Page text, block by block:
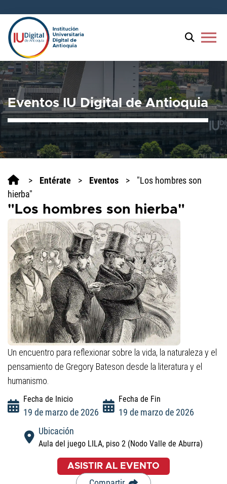
menu
Eventos IU Digital de Antioquia
> Entérate > Eventos >
"Los hombres son
hierba"
"Los hombres son hierba"
Un encuentro para reflexionar sobre la vida, la naturaleza y el
pensamiento de Gregory Bateson desde la literatura y el
humanismo.
Fecha de Inicio
19 de marzo de 2026
Fecha de Fin
19 de marzo de 2026
Ubicación
Aula del juego LILA, piso 2 (Nodo Valle de Aburra)
ASISTIR AL EVENTO